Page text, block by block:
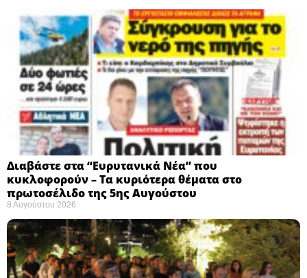
Διαβάστε στα “Ευρυτανικά Νέα” που
κυκλοφορούν – Τα κυριότερα θέματα στο
πρωτοσέλιδο της 5ης Αυγούστου
8 Αυγούστου 2026